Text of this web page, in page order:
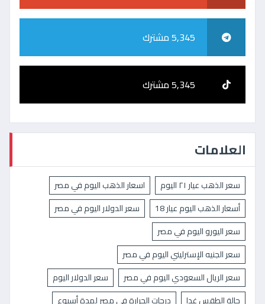
5,345 مشترك
5,345 مشترك
العلامات
سعر الذهب عيار ٢١ اليوم
اسعار الذهب اليوم في مصر
أسعار الذهب اليوم عيار 18
سعر الدولار اليوم في مصر
سعر اليورو اليوم في مصر
سعر الجنيه الإسترليني اليوم في مصر
سعر الريال السعودي اليوم في مصر
سعر الدولار اليوم
حالة الطقس غدا
درجات الحرارة في مصر لمدة أسبوع